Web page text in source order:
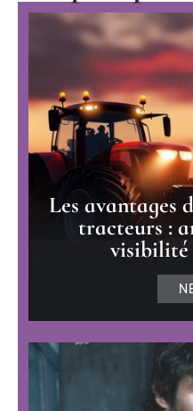
Les avantages
tracteurs :
visibilité